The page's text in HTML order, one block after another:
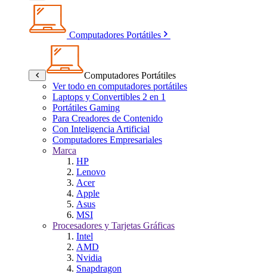
Computadores Portátiles
Computadores Portátiles
Ver todo en computadores portátiles
Laptops y Convertibles 2 en 1
Portátiles Gaming
Para Creadores de Contenido
Con Inteligencia Artificial
Computadores Empresariales
Marca
HP
Lenovo
Acer
Apple
Asus
MSI
Procesadores y Tarjetas Gráficas
Intel
AMD
Nvidia
Snapdragon